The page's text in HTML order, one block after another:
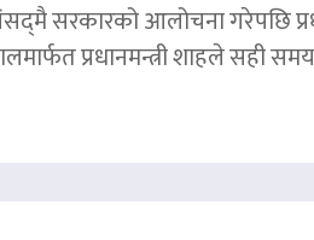
सरकारको आलोचना गरेपछि
प्रधानमन्त्री शाहले सही